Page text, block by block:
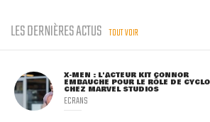
LES DERNIÈRES ACTUS TOUT VOIR
X-MEN : L'ACTEUR KIT CONNOR
EMBAUCHÉ POUR LE RÔLE DE
CHEZ MARVEL STUDIOS
ECRANS